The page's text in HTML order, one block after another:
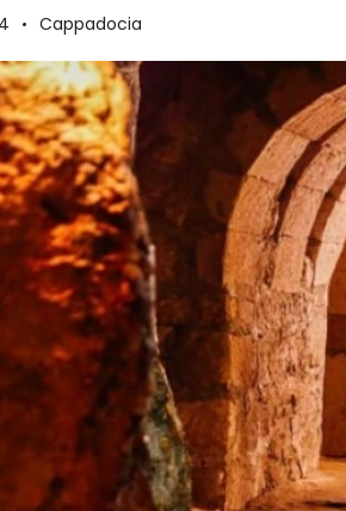
Cappadocia